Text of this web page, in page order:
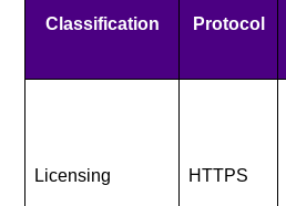
Classification Protocol
Licensing HTTPS